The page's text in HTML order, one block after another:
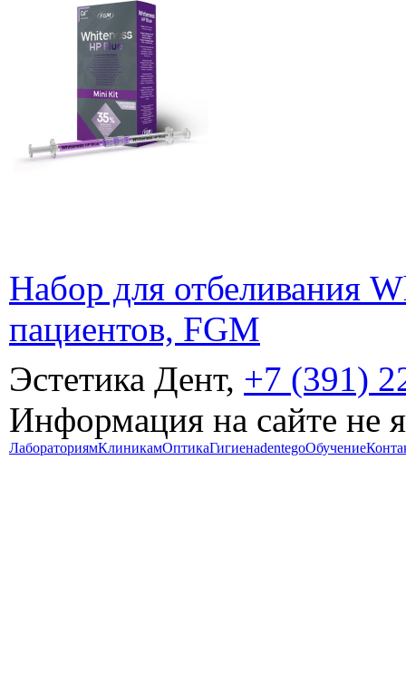
Набор для отбеливания
пациентов, FGM
Эстетика Дент, +7 (391)
Информация на сайте не
ЛабораториямКлиникамОптикаГигиенаdentegoОбучение